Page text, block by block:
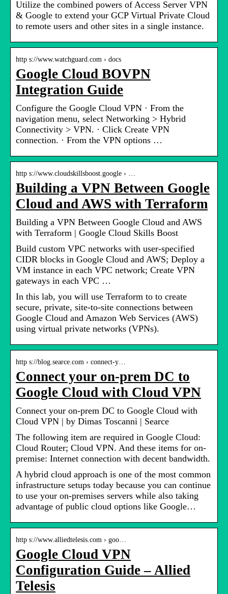
Utilize the combined powers of Access Server VPN
& Google to extend your GCP Virtual Private Cloud
to remote users and other sites in a single instance.
http s://www.watchguard.com › docs
Google Cloud BOVPN
Integration Guide
Configure the Google Cloud VPN · From the
navigation menu, select Networking > Hybrid
Connectivity > VPN. · Click Create VPN
connection. · From the VPN options …
http s://www.cloudskillsboost.google › …
Building a VPN Between Google
Cloud and AWS with Terraform
Building a VPN Between Google Cloud and AWS
with Terraform | Google Cloud Skills Boost
Build custom VPC networks with user-specified
CIDR blocks in Google Cloud and AWS; Deploy a
VM instance in each VPC network; Create VPN
gateways in each VPC …
In this lab, you will use Terraform to to create
secure, private, site-to-site connections between
Google Cloud and Amazon Web Services (AWS)
using virtual private networks (VPNs).
http s://blog.searce.com › connect-y…
Connect your on-prem DC to
Google Cloud with Cloud VPN
Connect your on-prem DC to Google Cloud with
Cloud VPN | by Dimas Toscanni | Searce
The following item are required in Google Cloud:
Cloud Router; Cloud VPN. And these items for on-
premise: Internet connection with decent bandwidth.
A hybrid cloud approach is one of the most common
infrastructure setups today because you can continue
to use your on-premises servers while also taking
advantage of public cloud options like Google…
http s://www.alliedtelesis.com › goo…
Google Cloud VPN
Configuration Guide – Allied
Telesis